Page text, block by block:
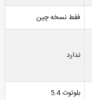
فقط نسخه چین
ندارد
بلوتوث 5.4